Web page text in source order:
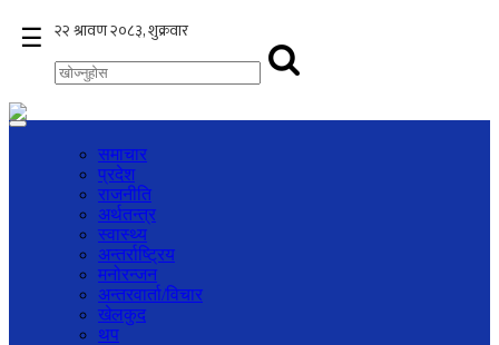
☰
समाचार
प्रदेश
राजनीति
अर्थतन्त्र
स्वास्थ्य
अन्तर्राष्ट्रिय
मनोरन्जन
अन्तरवार्ता/विचार
खेलकुद
थप